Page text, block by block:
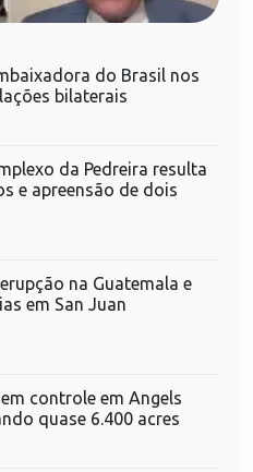
do Brasil nos
bilaterais
da Pedreira resulta
e apreensão de dois
na Guatemala e
em San Juan
controle em Angels
quase 6.400 acres